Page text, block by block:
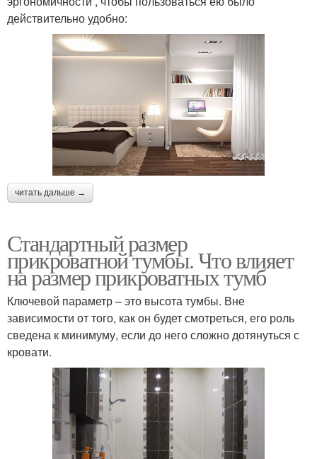
действительно удобно:
читать дальше →
Стандартный размер
прикроватной тумбы. Что влияет
на размер прикроватных тумб
Ключевой параметр – это высота тумбы. Вне
зависимости от того, как он будет смотреться, его роль
сведена к минимуму, если до него сложно дотянуться с
кровати.